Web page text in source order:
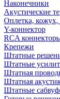
Наконечники
Акустические
Оплетка, кожух,
Y-коннектор
RCA
Крепежи
Штатные
Штатные
Штатная
Штатная
Штатные